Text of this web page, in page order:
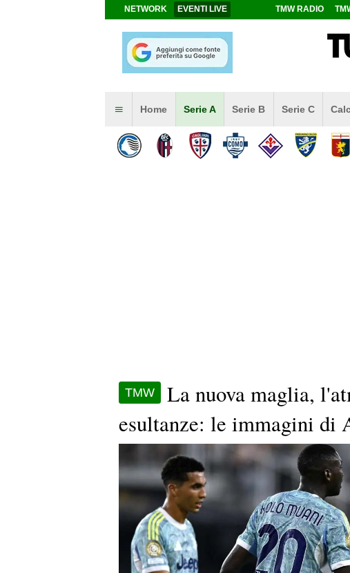
NETWORK EVENTI LIVE TMW RADIO
Home Serie A Serie B Serie C
TMW
La nuova maglia,
esultanze: le immagini di